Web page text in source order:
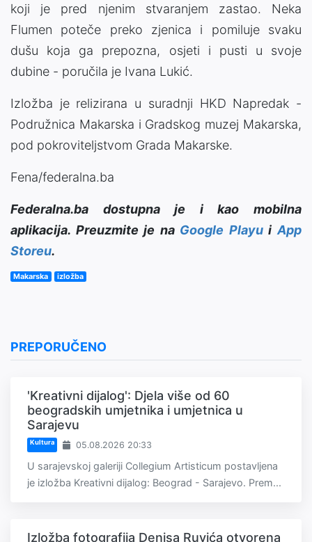
koji je pred njenim stvaranjem zastao. Neka
Flumen poteče preko zjenica i pomiluje svaku
dušu koja ga prepozna, osjeti i pusti u svoje
dubine - poručila je Ivana Lukić.
Izložba je relizirana u suradnji HKD Napredak -
Podružnica Makarska i Gradskog muzej Makarska,
pod pokroviteljstvom Grada Makarske.
Fena/federalna.ba
Federalna.ba dostupna je i kao mobilna
aplikacija. Preuzmite je na Google PlayuiApp
Storeu.
Makarska izložba
PREPORUČENO
'Kreativni dijalog': Djela više od 60
beogradskih umjetnika i umjetnica u
Sarajevu
Kultura 05.08.2026 20:33
U sarajevskoj galeriji Collegium Artisticum postavljena
je izložba Kreativni dijalog: Beograd - Sarajevo. Prem...
Izložba fotografija Denisa Ruvića otvorena